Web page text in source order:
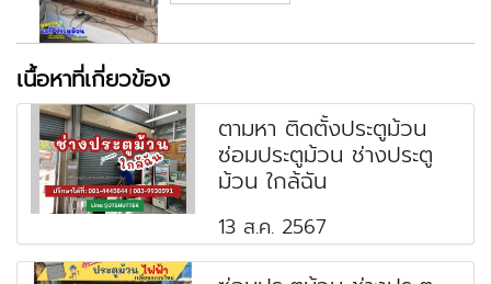
เนื้อหาที่เกี่ยวข้อง
ตามหา ติดตั้งประตูม้วน
ซ่อมประตูม้วน ช่างประตู
ม้วน ใกล้ฉัน
13 ส.ค. 2567